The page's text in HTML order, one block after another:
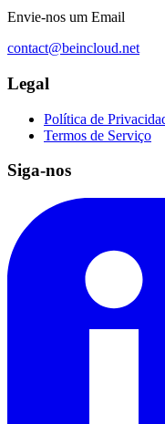
Envie-nos um Email
contact@beincloud.net
Legal
Política de
Termos de Serviço
Siga-nos